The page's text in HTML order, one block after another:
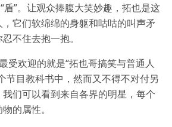
盾”。让观众捧腹大笑妙趣，拓也是这
它们软绵绵的身躯和咕咕的叫声矛
不住去抱一抱。
受欢迎的就是“拓也哥搞笑与普通人
节目教科书中，然而又不得不对付另
们可以看到来自各界的明星，每个
的属性。